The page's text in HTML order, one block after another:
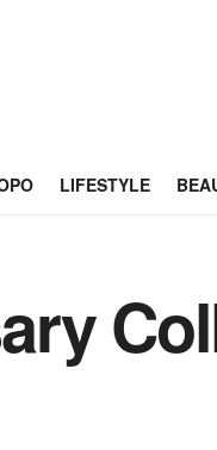
LIFESTYLE